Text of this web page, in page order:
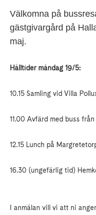
Välkomna på
gästgivargård på
maj.
Hålltider måndag 19/5:
10.15 Samling vid Villa
11.00 Avfärd med buss
12.15 Lunch på
16.30 (ungefärlig tid)
I anmälan vill vi att ni